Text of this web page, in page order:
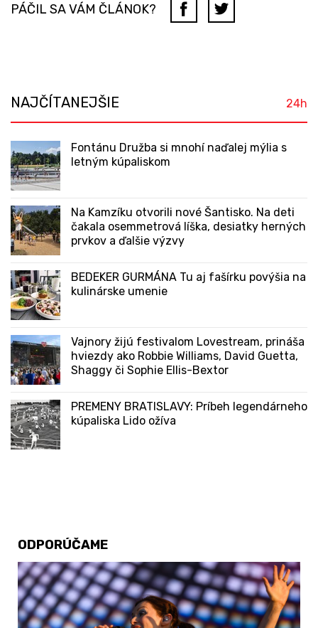
PÁČIL SA VÁM ČLÁNOK?
NAJČÍTANEJŠIE 24h
Fontánu Družba si mnohí naďalej mýlia s
letným kúpaliskom
Na Kamzíku otvorili nové Šantisko. Na deti
čakala osemmetrová líška, desiatky herných
prvkov a ďalšie výzvy
BEDEKER GURMÁNA Tu aj fašírku povýšia na
kulinárske umenie
Vajnory žijú festivalom Lovestream, prináša
hviezdy ako Robbie Williams, David Guetta,
Shaggy či Sophie Ellis-Bextor
PREMENY BRATISLAVY: Príbeh legendárneho
kúpaliska Lido ožíva
ODPORÚČAME